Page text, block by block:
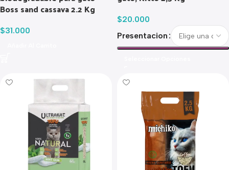
Boss sand cassava 2.2 Kg
$31.000
$20.000
Presentacion